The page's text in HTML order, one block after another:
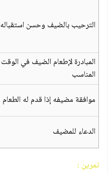
الترحيب بالضيف وحسن استقباله
المبادرة لإطعام الضيف في الوقت
المناسب
موافقة مضيفه إذا قدم له الطعام
الدعاء للمضيف
تمرين :